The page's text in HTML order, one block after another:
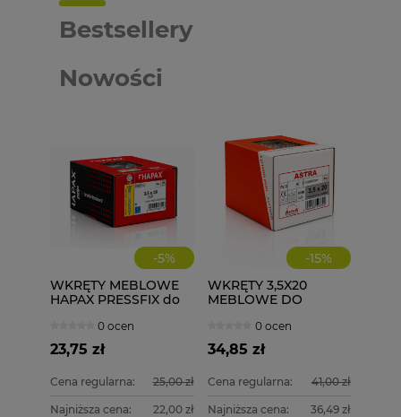
Nowości
Bestsellery
-5%
WKRĘTY MEBLOWE
HAPAX PRESSFIX do
3,5x30 200 szt.
ściągające
0 ocen
23,75 zł
Cena regularna: 25,00 zł
Najniższa cena: 22,00 zł
-15%
WKRĘTY 3,5X20
MEBLOWE DO
0 ocen
34,85 zł
Cena regularna: 41,00 zł
Najniższa cena: 36,49 zł